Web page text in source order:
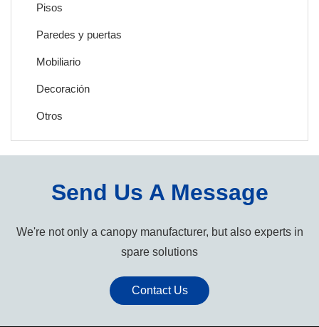
Pisos
Paredes y puertas
Mobiliario
Decoración
Otros
Send Us A Message
We're not only a canopy manufacturer, but also experts in
spare solutions
Contact Us